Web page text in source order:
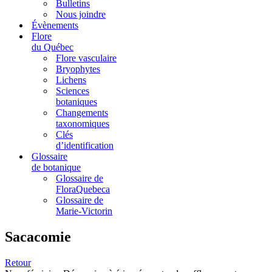
Bulletins
Nous joindre
Évènements
Flore
du Québec
Flore vasculaire
Bryophytes
Lichens
Sciences
botaniques
Changements
taxonomiques
Clés
d’identification
Glossaire
de botanique
Glossaire de
FloraQuebeca
Glossaire de
Marie-Victorin
Sacacomie
Retour